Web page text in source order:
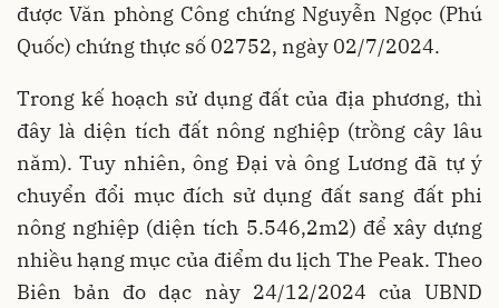
được Văn phòng Công chứng Nguyễn Ngọc (Phú
Quốc) chứng thực số 02752, ngày 02/7/2024.
Trong kế hoạch sử dụng đất của địa phương, thì
đây là diện tích đất nông nghiệp (trồng cây lâu
năm). Tuy nhiên, ông Đại và ông Lương đã tự ý
chuyển đổi mục đích sử dụng đất sang đất phi
nông nghiệp (diện tích 5.546,2m2) để xây dựng
nhiều hạng mục của điểm du lịch The Peak. Theo
Biên bản đo dạc này 24/12/2024 của UBND